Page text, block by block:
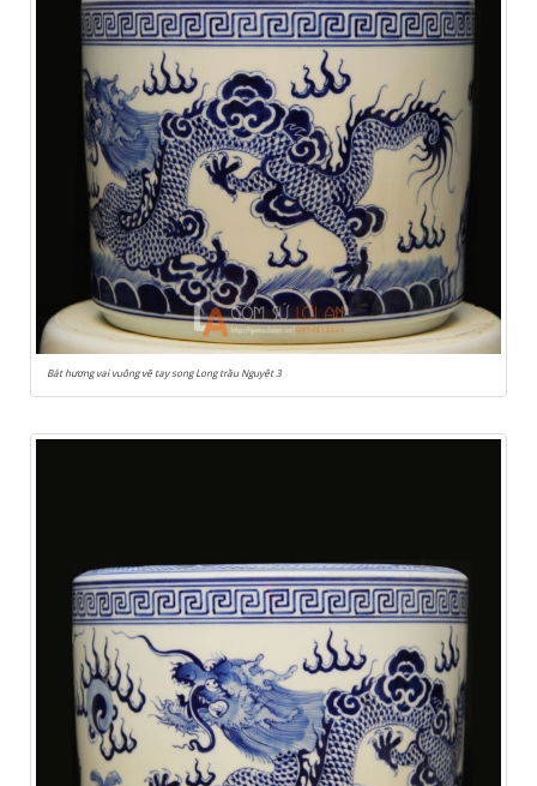
Bát hương vai vuông vẽ tay song Long trầu Nguyệt 3